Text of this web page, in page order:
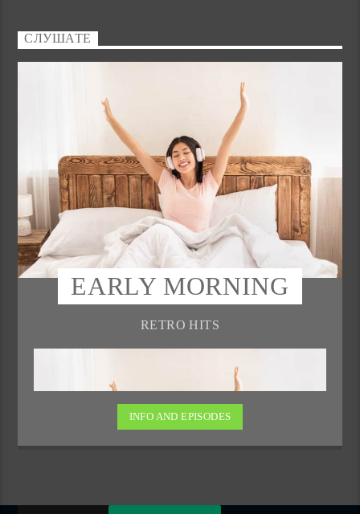
СЛУШАТЕ
EARLY MORNING
RETRO HITS
INFO AND EPISODES